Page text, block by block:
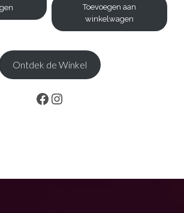
Toevoegen aan
winkelwagen
Ontdek de Winkel
Facebook
Instagram